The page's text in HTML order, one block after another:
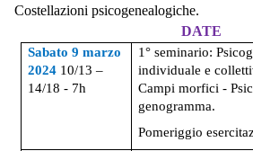
Costellazioni psicogenealogiche.
DATE
Sabato 9 marzo
2024 10/13 –
14/18 - 7h
1° seminario:
individuale e
Campi morfici -
genogramma.
Pomeriggio